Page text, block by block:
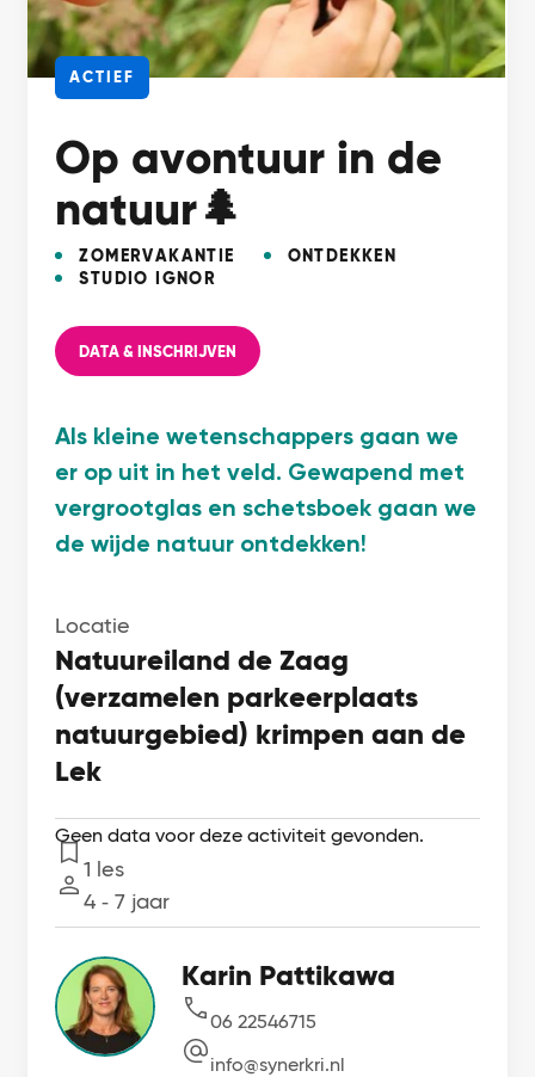
ACTIEF
Op avontuur in de
natuur🌲
ZOMERVAKANTIE
ONTDEKKEN
STUDIO IGNOR
DATA & INSCHRIJVEN
Als kleine wetenschappers gaan we
er op uit in het veld. Gewapend met
vergrootglas en schetsboek gaan we
de wijde natuur ontdekken!
Locatie
Natuureiland de Zaag
(verzamelen parkeerplaats
natuurgebied) krimpen aan de
Lek
Geen data voor deze activiteit gevonden.
Lessen
1 les
Leeftijd
4 ‐ 7 jaar
Karin Pattikawa
06 22546715
info@synerkri.nl